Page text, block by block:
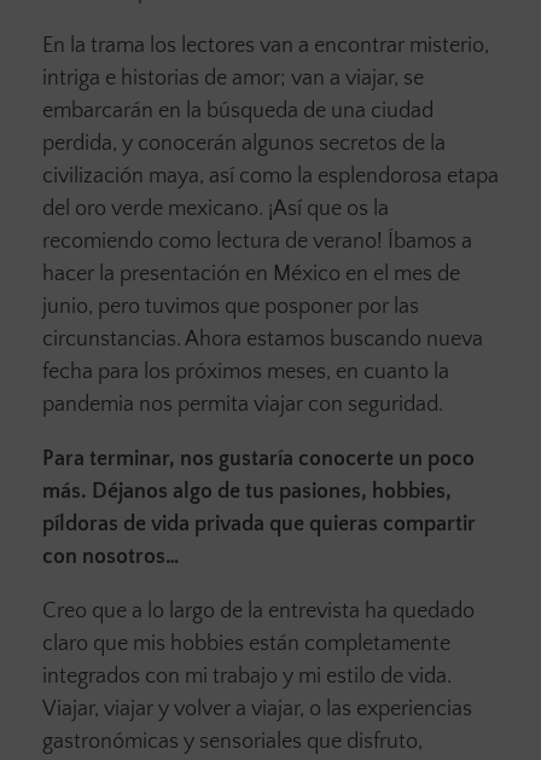
En la trama los lectores van a encontrar misterio,
intriga e historias de amor; van a viajar, se
embarcarán en la búsqueda de una ciudad
perdida, y conocerán algunos secretos de la
civilización maya, así como la esplendorosa etapa
del oro verde mexicano. ¡Así que os la
recomiendo como lectura de verano! Íbamos a
hacer la presentación en México en el mes de
junio, pero tuvimos que posponer por las
circunstancias. Ahora estamos buscando nueva
fecha para los próximos meses, en cuanto la
pandemia nos permita viajar con seguridad.
Para terminar, nos gustaría conocerte un poco
más. Déjanos algo de tus pasiones, hobbies,
píldoras de vida privada que quieras compartir
con nosotros…
Creo que a lo largo de la entrevista ha quedado
claro que mis hobbies están completamente
integrados con mi trabajo y mi estilo de vida.
Viajar, viajar y volver a viajar, o las experiencias
gastronómicas y sensoriales que disfruto,